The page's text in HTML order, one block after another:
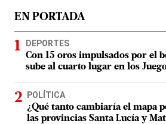
EN PORTADA
DEPORTES
Con 15 oros impulsados por el
sube al cuarto lugar en los
POLÍTICA
¿Qué tanto cambiaría el mapa
las provincias Santa Lucía y